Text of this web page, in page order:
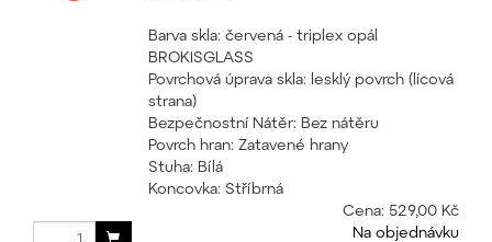
Barva skla: červená - triplex opál
BROKISGLASS
Povrchová úprava skla: lesklý povrch (lícová
strana)
Bezpečnostní Nátěr: Bez nátěru
Povrch hran: Zatavené hrany
Stuha: Bílá
Koncovka: Stříbrná
Cena: 529,00 Kč
Na objednávku